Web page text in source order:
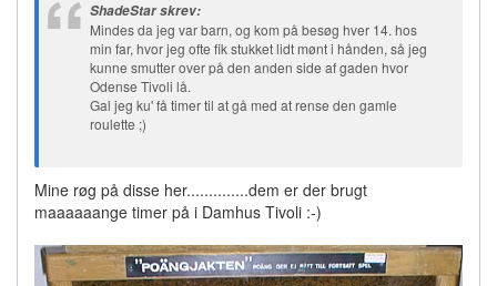
ShadeStar skrev:
Mindes da jeg var barn, og kom på besøg hver 14. hos
min far, hvor jeg ofte fik stukket lidt mønt i hånden, så jeg
kunne smutter over på den anden side af gaden hvor
Odense Tivoli lå.
Gal jeg ku' få timer til at gå med at rense den gamle
roulette ;)
Mine røg på disse her..............dem er der brugt
maaaaaange timer på i Damhus Tivoli :-)